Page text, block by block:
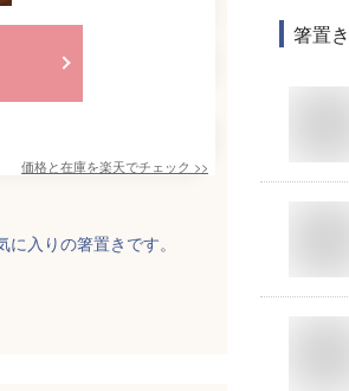
価格と在庫を楽天でチェック >>
入りの箸置きです。
箸置き